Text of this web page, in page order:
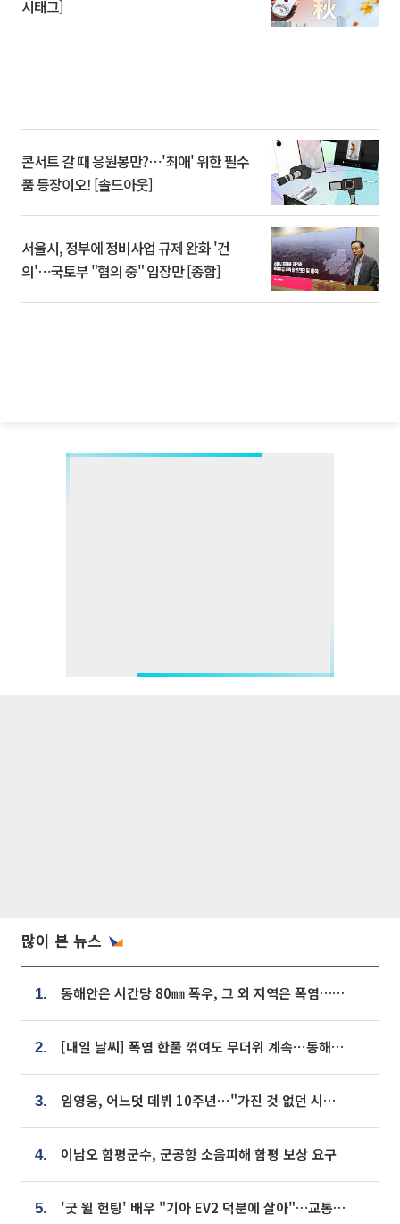
시태그]
콘서트 갈 때 응원봉만?⋯'최애' 위한 필수
품 등장이오! [솔드아웃]
서울시, 정부에 정비사업 규제 완화 '건
의'⋯국토부 "협의 중" 입장만 [종합]
많이 본 뉴스
1. 동해안은 시간당 80㎜ 폭우, 그 외 지역은 폭염…‘극과 극 날씨’
2. [내일 날씨] 폭염 한풀 꺾여도 무더위 계속⋯동해안 이틀 연속 비
3. 임영웅, 어느덧 데뷔 10주년⋯"가진 것 없던 시절, 내 앞엔 20명의 팬뿐"
4. 이남오 함평군수, 군공항 소음피해 함평 보상 요구
5. '굿 윌 헌팅' 배우 "기아 EV2 덕분에 살아"…교통사고 후 안전성 극찬